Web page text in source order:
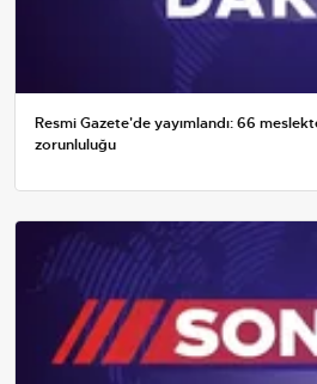
Resmi Gazete'de yayımlandı: 66
zorunluluğu